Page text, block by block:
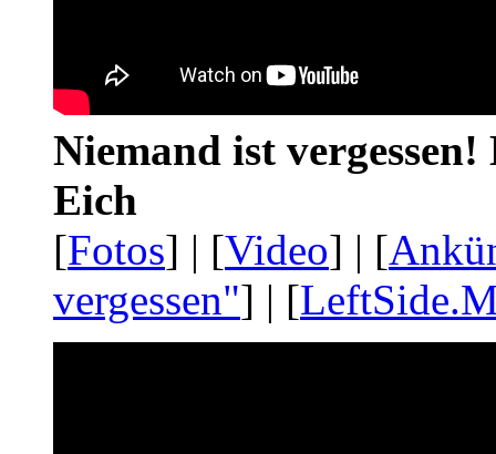
Niemand ist
Eich
[Fotos] | [Video] | [
vergessen"] | [